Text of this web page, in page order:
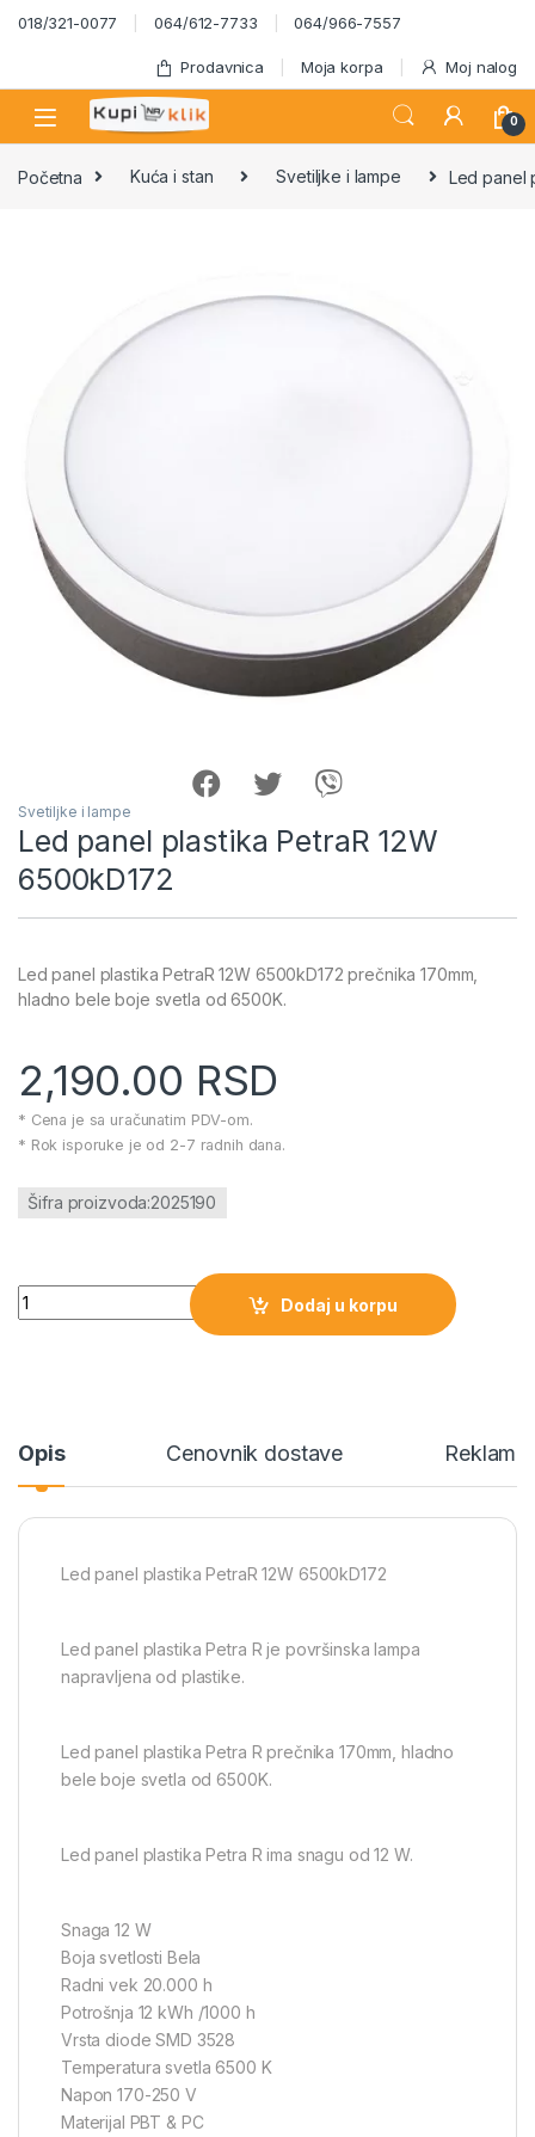
Skip to navigation
Skip to content
018/321-0077 064/612-7733 064/966-7557
Prodavnica Moja korpa Moj nalog
0
Početna Kuća i stan Svetiljke i lampe Led panel
Svetiljke i lampe
Led panel plastika PetraR 12W
6500kD172
Led panel plastika PetraR 12W 6500kD172 prečnika 170mm,
hladno bele boje svetla od 6500K.
2,190.00 RSD
* Cena je sa uračunatim PDV-om.
* Rok isporuke je od 2-7 radnih dana.
Šifra proizvoda:2025190
Led panel plastika PetraR 12W 6500kD172 količina
Dodaj u korpu
Opis Cenovnik dostave
Led panel plastika PetraR 12W 6500kD172
Led panel plastika Petra R je površinska lampa
napravljena od plastike.
Led panel plastika Petra R prečnika 170mm, hladno
bele boje svetla od 6500K.
Led panel plastika Petra R ima snagu od 12 W.
Snaga 12 W
Boja svetlosti Bela
Radni vek 20.000 h
Potrošnja 12 kWh /1000 h
Vrsta diode SMD 3528
Temperatura svetla 6500 K
Napon 170-250 V
Materijal PBT & PC